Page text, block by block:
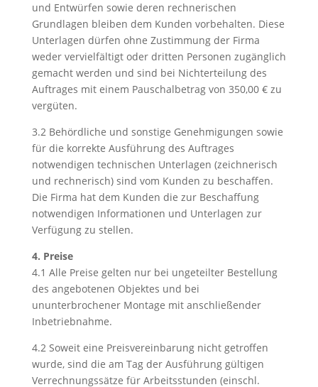
und Entwürfen sowie deren rechnerischen
Grundlagen bleiben dem Kunden vorbehalten. Diese
Unterlagen dürfen ohne Zustimmung der Firma
weder vervielfältigt oder dritten Personen zugänglich
gemacht werden und sind bei Nichterteilung des
Auftrages mit einem Pauschalbetrag von 350,00 € zu
vergüten.
3.2 Behördliche und sonstige Genehmigungen sowie
für die korrekte Ausführung des Auftrages
notwendigen technischen Unterlagen (zeichnerisch
und rechnerisch) sind vom Kunden zu beschaffen.
Die Firma hat dem Kunden die zur Beschaffung
notwendigen Informationen und Unterlagen zur
Verfügung zu stellen.
4. Preise
4.1 Alle Preise gelten nur bei ungeteilter Bestellung
des angebotenen Objektes und bei
ununterbrochener Montage mit anschließender
Inbetriebnahme.
4.2 Soweit eine Preisvereinbarung nicht getroffen
wurde, sind die am Tag der Ausführung gültigen
Verrechnungssätze für Arbeitsstunden (einschl.